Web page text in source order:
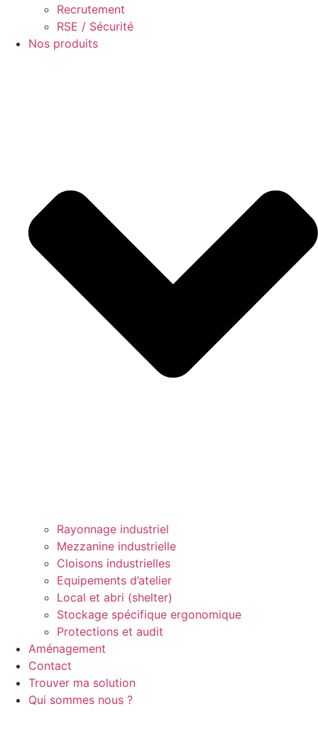
Recrutement
RSE / Sécurité
Nos produits
Rayonnage industriel
Mezzanine industrielle
Cloisons industrielles
Equipements d’atelier
Local et abri (shelter)
Stockage spécifique ergonomique
Protections et audit
Aménagement
Contact
Trouver ma solution
Qui sommes nous ?